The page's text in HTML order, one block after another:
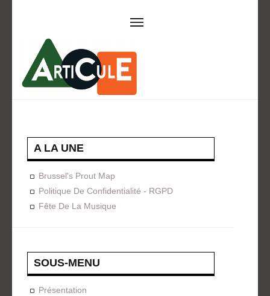
ARTICULE ASBL
Présentation
Concerts
Expositions
Design For Everyone
Publications
FORMATION
Programmées
A La Demande
A LA UNE
Brussel's Prout Map
Politique De Confidentialité - RGPD
Fête De La Musique
SOUS-MENU
Présentation